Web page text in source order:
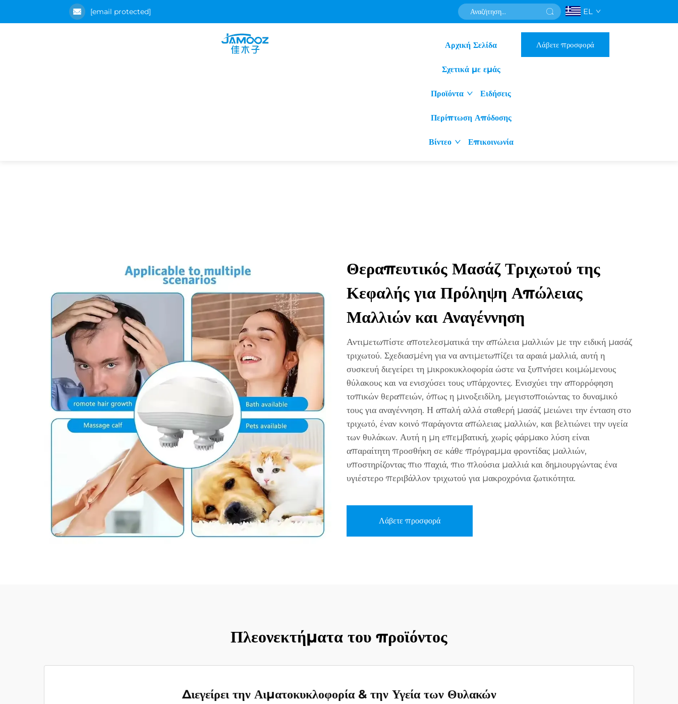
[email protected] EL
Αρχική Σελίδα
Σχετικά με εμάς
Προϊόντα Ειδήσεις
Περίπτωση Απόδοσης
Βίντεο Επικοινωνία
Λάβετε προσφορά
Θεραπευτικός Μασάζ Τριχωτού της
Κεφαλής για Πρόληψη Απώλειας
Μαλλιών και Αναγέννηση
Αντιμετωπίστε αποτελεσματικά την απώλεια μαλλιών με την ειδική μασάζ
τριχωτού. Σχεδιασμένη για να αντιμετωπίζει τα αραιά μαλλιά, αυτή η
συσκευή διεγείρει τη μικροκυκλοφορία ώστε να ξυπνήσει κοιμώμενους
θύλακους και να ενισχύσει τους υπάρχοντες. Ενισχύει την απορρόφηση
τοπικών θεραπειών, όπως η μινοξειδίλη, μεγιστοποιώντας το δυναμικό
τους για αναγέννηση. Η απαλή αλλά σταθερή μασάζ μειώνει την ένταση στο
τριχωτό, έναν κοινό παράγοντα απώλειας μαλλιών, και βελτιώνει την υγεία
των θυλάκων. Αυτή η μη επεμβατική, χωρίς φάρμακο λύση είναι
απαραίτητη προσθήκη σε κάθε πρόγραμμα φροντίδας μαλλιών,
υποστηρίζοντας πιο παχιά, πιο πλούσια μαλλιά και δημιουργώντας ένα
υγιέστερο περιβάλλον τριχωτού για μακροχρόνια ζωτικότητα.
Λάβετε προσφορά
Πλεονεκτήματα του προϊόντος
Διεγείρει την Αιματοκυκλοφορία & την Υγεία των Θυλακών